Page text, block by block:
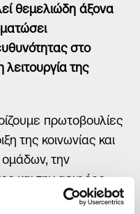
θεμελιώδη άξονα
στο
λειτουργία της
πρωτοβουλίες
της κοινωνίας και
την
και την αειφόρο
τον τρόπο σε